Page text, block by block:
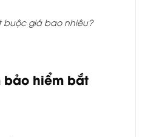
buộc giá bao nhiêu?
bảo hiểm bắt